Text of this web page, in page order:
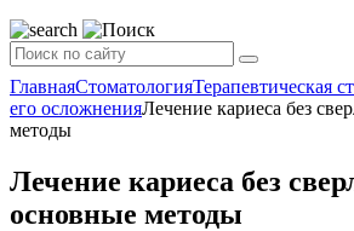
ГлавнаяСтоматологияТерапевтическая
его осложненияЛечение кариеса без
методы
Лечение кариеса без
основные методы